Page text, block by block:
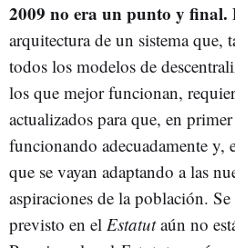
2009 no era un punto y final.
arquitectura de un sistema que,
todos los modelos de
los que mejor funcionan,
actualizados para que, en
funcionando adecuadamente y,
que se vayan adaptando a las
aspiraciones de la población.
previsto en el Estatutaún no